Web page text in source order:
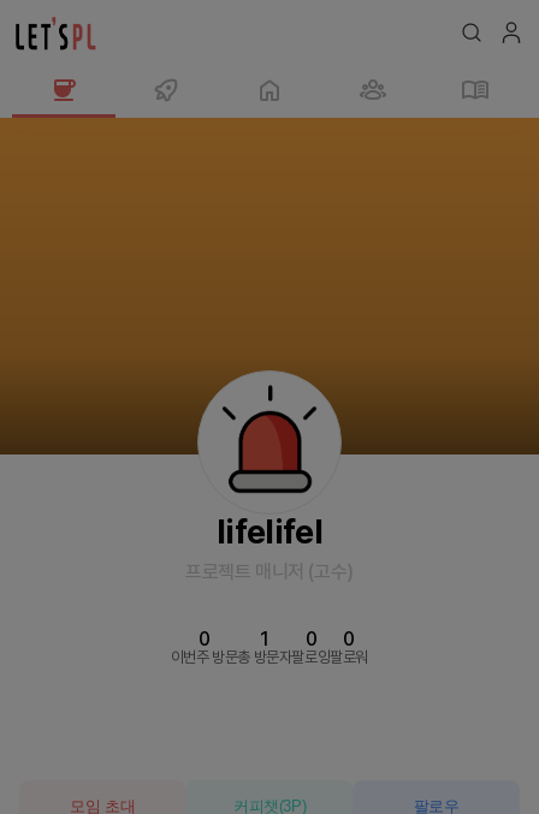
lifelifel
프로젝트 매니저 (고수)
이번주 방문
0
총 방문자
1
팔로잉
0
팔로워
0
모임 초대 커피챗 (3P) 팔로우